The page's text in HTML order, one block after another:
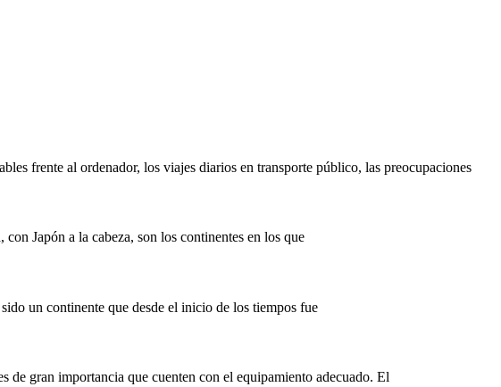
frente al ordenador, los viajes diarios en transporte público, las preocupaciones
Japón a la cabeza, son los continentes en los que
un continente que desde el inicio de los tiempos fue
de gran importancia que cuenten con el equipamiento adecuado. El